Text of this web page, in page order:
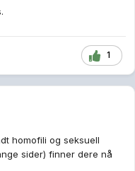
1
homofili og seksuell
sider) finner dere nå